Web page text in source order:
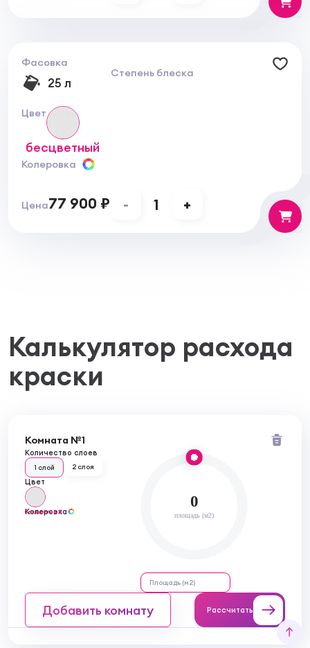
Фасовка
25 л
Степень блеска
Цвет
бесцветный
Колеровка
Цена77 900 ₽ - 1 +
Калькулятор расхода
краски
Комната №1
Количество слоев
1 слой 2 слоя
Цвет
бесцветный
Колеровка
0
площадь (м2)
Добавить комнату Рассчитать